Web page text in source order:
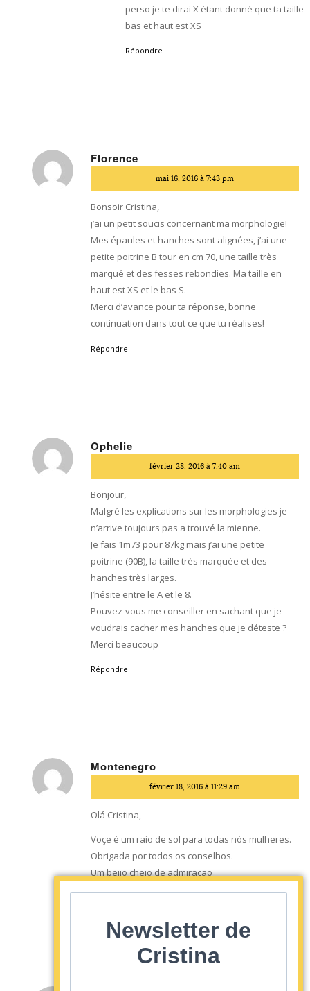
perso je te dirai X étant donné que ta taille
bas et haut est XS
Répondre
Florence
mai 16, 2016 à 7:43 pm
Bonsoir Cristina,
j’ai un petit soucis concernant ma morphologie!
Mes épaules et hanches sont alignées, j’ai une
petite poitrine B tour en cm 70, une taille très
marqué et des fesses rebondies. Ma taille en
haut est XS et le bas S.
Merci d’avance pour ta réponse, bonne
continuation dans tout ce que tu réalises!
Répondre
Ophelie
:
février 28, 2016 à 7:40 am
Bonjour,
Malgré les explications sur les morphologies je
n’arrive toujours pas a trouvé la mienne.
Je fais 1m73 pour 87kg mais j’ai une petite
poitrine (90B), la taille très marquée et des
hanches très larges.
J’hésite entre le A et le 8.
Pouvez-vous me conseiller en sachant que je
voudrais cacher mes hanches que je déteste ?
Merci beaucoup
Répondre
Montenegro
:
février 18, 2016 à 11:29 am
Olá Cristina,
Voçe é um raio de sol para todas nós mulheres.
Obrigada por todos os conselhos.
Um beijo cheio de admiraçāo
Newsletter de
Cristina